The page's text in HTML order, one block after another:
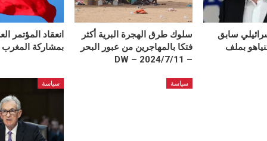
سابق
بملف
سلوك طرق الهجرة البرية أكثر
فتكا بالمهاجرين من عبور البحر
– DW – 2024/7/11
بمشاركة المغرب
سياسة سياسة